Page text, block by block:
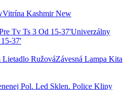
Vitrína Kashmir New
Univerzálny
37'
Závesná Lampa Kita